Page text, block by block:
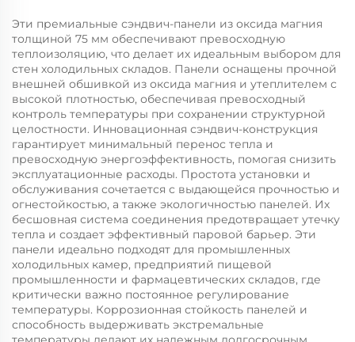
Эти премиальные сэндвич-панели из оксида магния
толщиной 75 мм обеспечивают превосходную
теплоизоляцию, что делает их идеальным выбором для
стен холодильных складов. Панели оснащены прочной
внешней обшивкой из оксида магния и утеплителем с
высокой плотностью, обеспечивая превосходный
контроль температуры при сохранении структурной
целостности. Инновационная сэндвич-конструкция
гарантирует минимальный перенос тепла и
превосходную энергоэффективность, помогая снизить
эксплуатационные расходы. Простота установки и
обслуживания сочетается с выдающейся прочностью и
огнестойкостью, а также экологичностью панелей. Их
бесшовная система соединения предотвращает утечку
тепла и создает эффективный паровой барьер. Эти
панели идеально подходят для промышленных
холодильных камер, предприятий пищевой
промышленности и фармацевтических складов, где
критически важно постоянное регулирование
температуры. Коррозионная стойкость панелей и
способность выдерживать экстремальные